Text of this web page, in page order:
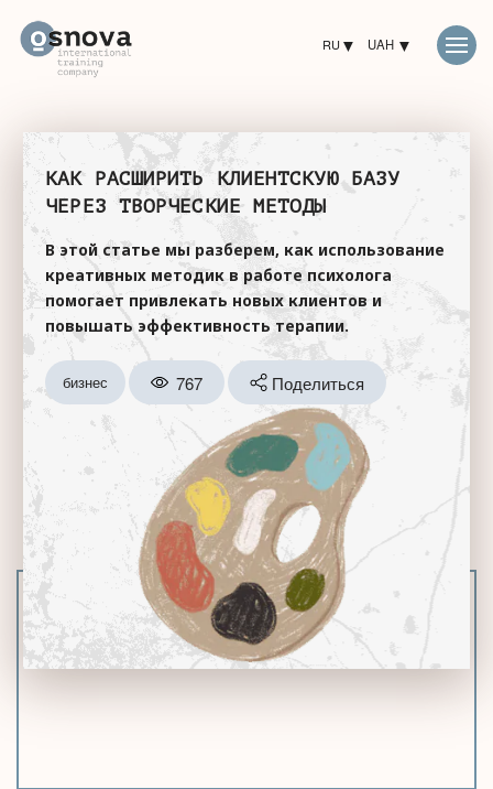
RU UAH
КАК РАСШИРИТЬ КЛИЕНТСКУЮ БАЗУ
ЧЕРЕЗ ТВОРЧЕСКИЕ МЕТОДЫ
В этой статье мы разберем, как использование
креативных методик в работе психолога
помогает привлекать новых клиентов и
повышать эффективность терапии.
бизнес 767 Поделиться